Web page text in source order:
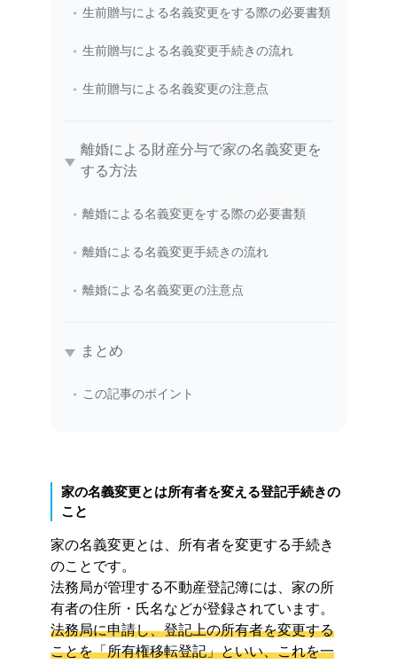
生前贈与による名義変更をする際の必要書類
生前贈与による名義変更手続きの流れ
生前贈与による名義変更の注意点
離婚による財産分与で家の名義変更を
する方法
離婚による名義変更をする際の必要書類
離婚による名義変更手続きの流れ
離婚による名義変更の注意点
まとめ
この記事のポイント
家の名義変更とは所有者を変える登記手続きの
こと
家の名義変更とは、所有者を変更する手続き
のことです。
法務局が管理する不動産登記簿には、家の所
有者の住所・氏名などが登録されています。
法務局に申請し、登記上の所有者を変更する
ことを「所有権移転登記」といい、これを一